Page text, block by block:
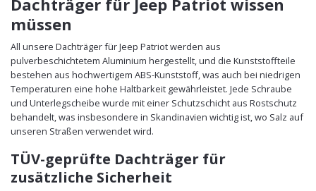
müssen
All unsere Dachträger für Jeep Patriot werden aus
pulverbeschichtetem Aluminium hergestellt, und die Kunststoffteile
bestehen aus hochwertigem ABS-Kunststoff, was auch bei niedrigen
Temperaturen eine hohe Haltbarkeit gewährleistet. Jede Schraube
und Unterlegscheibe wurde mit einer Schutzschicht aus Rostschutz
behandelt, was insbesondere in Skandinavien wichtig ist, wo Salz auf
unseren Straßen verwendet wird.
TÜV-geprüfte Dachträger für
zusätzliche Sicherheit